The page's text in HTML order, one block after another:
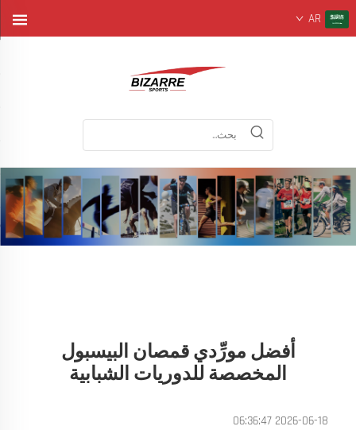
AR
أفضل مورِّدي قمصان البيسبول
المخصصة للدوريات الشبابية
2026-06-18 06:36:47